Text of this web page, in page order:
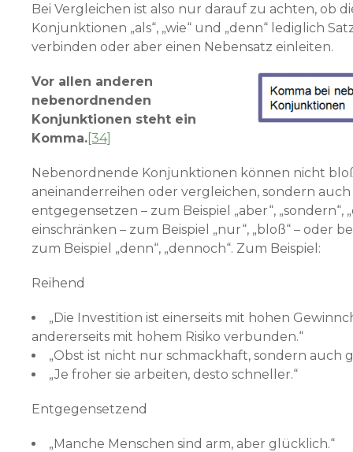
Bei Vergleichen ist also nur darauf zu achten, ob
Konjunktionen „als“, „wie“ und „denn“ lediglich
verbinden oder aber einen Nebensatz einleiten.
Vor allen anderen
nebenordnenden
Konjunktionen steht ein
Komma.[34]
Nebenordnende Konjunktionen können nicht
aneinanderreihen oder vergleichen, sondern auch
entgegensetzen – zum Beispiel „aber“, „sondern“,
einschränken – zum Beispiel „nur“, „bloß“ – oder
zum Beispiel „denn“, „dennoch“. Zum Beispiel:
Reihend
„Die Investition ist einerseits mit hohen
andererseits mit hohem Risiko verbunden.“
„Obst ist nicht nur schmackhaft, sondern auch
„Je froher sie arbeiten, desto schneller.“
Entgegensetzend
„Manche Menschen sind arm, aber glücklich.“